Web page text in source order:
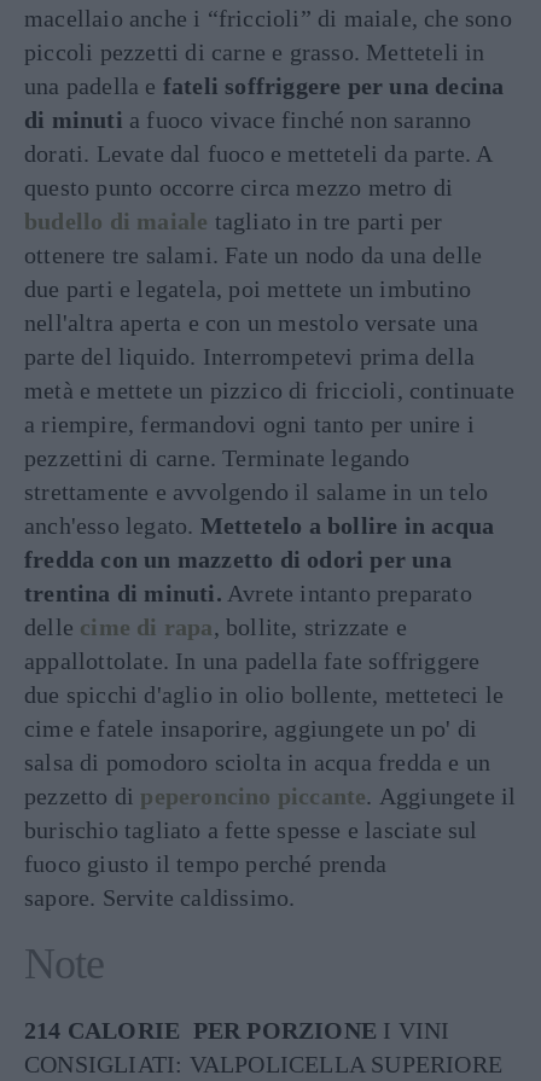
macellaio anche i “friccioli” di maiale, che sono
piccoli pezzetti di carne e grasso. Metteteli in
una padella e fateli soffriggere per una decina
di minuti a fuoco vivace finché non saranno
dorati. Levate dal fuoco e metteteli da parte. A
questo punto occorre circa mezzo metro di
budello di maiale tagliato in tre parti per
ottenere tre salami. Fate un nodo da una delle
due parti e legatela, poi mettete un imbutino
nell'altra aperta e con un mestolo versate una
parte del liquido. Interrompetevi prima della
metà e mettete un pizzico di friccioli, continuate
a riempire, fermandovi ogni tanto per unire i
pezzettini di carne. Terminate legando
strettamente e avvolgendo il salame in un telo
anch'esso legato. Mettetelo a bollire in acqua
fredda con un mazzetto di odori per una
trentina di minuti. Avrete intanto preparato
delle cime di rapa, bollite, strizzate e
appallottolate. In una padella fate soffriggere
due spicchi d'aglio in olio bollente, metteteci le
cime e fatele insaporire, aggiungete un po' di
salsa di pomodoro sciolta in acqua fredda e un
pezzetto di peperoncino piccante. Aggiungete il
burischio tagliato a fette spesse e lasciate sul
fuoco giusto il tempo perché prenda
sapore. Servite caldissimo.
Note
214 CALORIE PER PORZIONE I VINI
CONSIGLIATI: VALPOLICELLA SUPERIORE